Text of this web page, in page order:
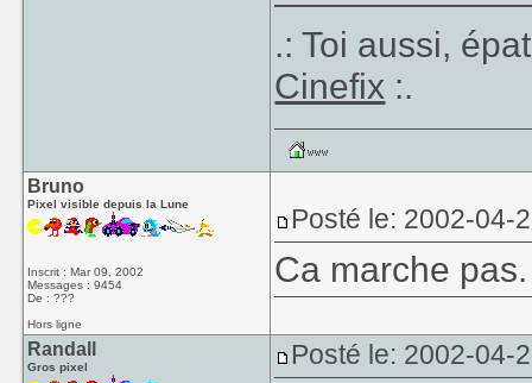
.: Toi aussi,
Cinefix :.
Bruno
Pixel visible depuis la Lune
Inscrit : Mar 09, 2002
Messages : 9454
De : ???
Hors ligne
Posté le: 2002-04-
Ca marche
Randall
Gros pixel Posté le: 2002-04-